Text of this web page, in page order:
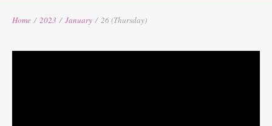
Home / 2023 / January / 26 (Thursday)